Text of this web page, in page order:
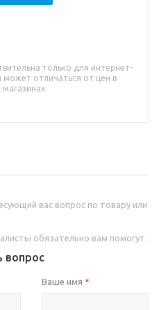
только для интернет-
может отличаться от цен в
магазинах
вас вопрос по товару или
обязательно вам помогут.
вопрос
Ваше имя *